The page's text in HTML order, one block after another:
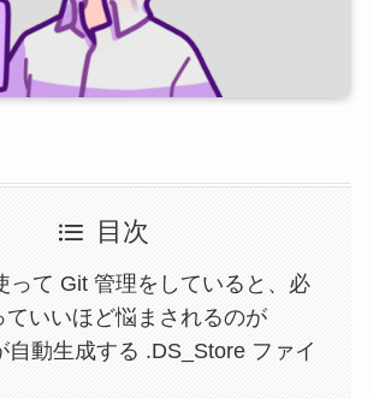
目次
って Git 管理をしていると、必
ていいほど悩まされるのが
自動生成する .DS_Store ファイ